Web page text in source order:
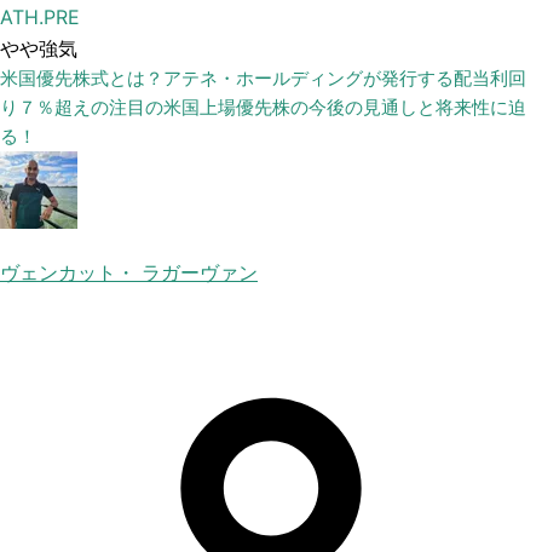
ATH.PRE
やや強気
米国優先株式とは？アテネ・ホールディングが発行する配当利回
り７％超えの注目の米国上場優先株の今後の見通しと将来性に迫
る！
ヴェンカット・ ラガーヴァン